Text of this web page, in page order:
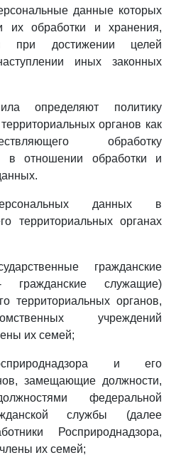
данные которых
их обработки и хранения,
при достижении целей
иных законных
определяют политику
органов как
обработку
в отношении обработки и
данных в
территориальных органах
гражданские
служащие)
территориальных органов,
учреждений
их семей;
и его
замещающие должности,
федеральной
службы (далее
Росприроднадзора,
их семей;